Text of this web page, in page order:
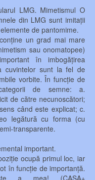
LMG. Mimetismul O
din LMG sunt imitații
de pantomime.
un grad mai mare
sau onomatopee)
în imbogățirea
cuvintelor sunt la fel de
vorbite. În funcție de
de semne: a.
de către necunoscători;
când este explicat; c.
legătură cu forma (cu
transparente.
important.
ocupă primul loc, iar
în funcție de importanță.
a mea! (CASA+